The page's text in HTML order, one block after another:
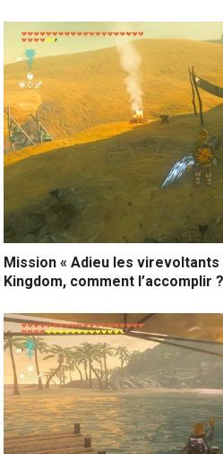
Mission « Adieu les
Kingdom, comment l’accomplir ?